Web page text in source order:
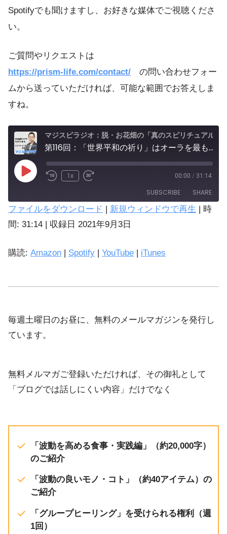
Spotifyでも聞けますし、お好きな媒体でご視聴くださ
い。
ご質問やリクエストは
https://prism-life.com/contact/ の問い合わせフォー
ムから送っていただければ、可能な範囲でお答えしま
すね。
第116回：「世界平和の祈り」はオーラを最も輝かせ、かつ一番簡単にできる実践法。宗教宗派、思想信条の違いを超え「天国言葉」を人生に活用しよう。【批判覚悟】【五井昌久】
1x 00:00 / 31:14
SUBSCRIBE SHARE
Amazon
SHARE
EMBED
ファイルをダウンロード 新規ウィンドウで再生
時
間: 31:14
収録日 2021年9月3日
購読: Amazon | Spotify | YouTube | iTunes
毎週土曜日のお昼に、無料のメールマガジンを発行し
ています。
無料メルマガご登録いただければ、その御礼として
「ブログでは話しにくい内容」だけでなく
「波動を高める食事・実践編」（約20,000字）
のご紹介
「波動の良いモノ・コト」（約40アイテム）の
ご紹介
「グループヒーリング」を受けられる権利（週
1回）